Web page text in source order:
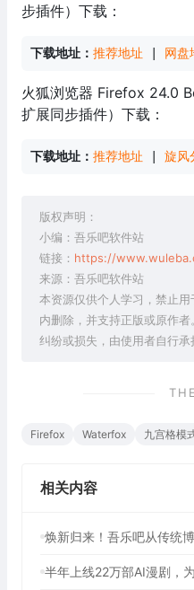
步插件）下载：
下载地址： 推荐地址 | 网盘
火狐浏览器 Firefox 24.0
扩展同步插件）下载：
下载地址： 推荐地址 | 旋风
版权声明：
小编：吾乐吧软件站
链接： https://
来源：吾乐吧软件站
本资源仅供个人学习，禁止
内删除，并支持正版或原作
纠纷或损失，由使用者自行承
Firefox Waterfox 九宫格模
相关内容
半年上线22万部AI漫剧，